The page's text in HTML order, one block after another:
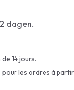
dagen.
14 jours.
pour les ordres à